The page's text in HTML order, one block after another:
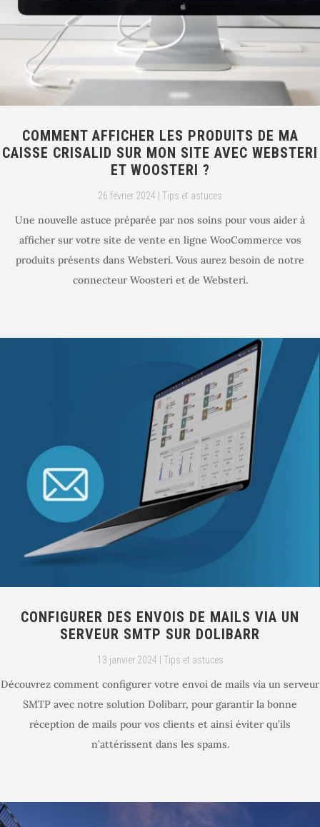
COMMENT AFFICHER LES PRODUITS DE MA
CAISSE CRISALID SUR MON SITE AVEC WEBSTERI
ET WOOSTERI ?
26 février 2024 Tips et astuces
Une nouvelle astuce préparée par nos soins pour vous aider à
afficher sur votre site de vente en ligne WooCommerce vos
produits présents dans Websteri. Vous aurez besoin de notre
connecteur Woosteri et de Websteri.
CONFIGURER DES ENVOIS DE MAILS VIA UN
SERVEUR SMTP SUR DOLIBARR
13 janvier 2024 Tips et astuces
Découvrez comment configurer votre envoi de mails via un serveur
SMTP avec notre solution Dolibarr, pour garantir la bonne
réception de mails pour vos clients et ainsi éviter qu’ils
n’attérissent dans les spams.